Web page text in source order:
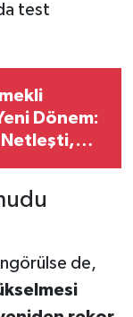
test
Dönem:
Netleşti,
de,